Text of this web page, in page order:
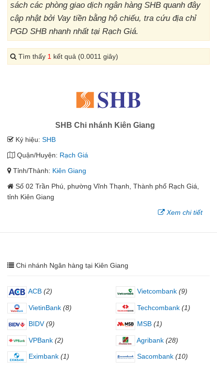
sách các phòng giao dịch ngân hàng SHB quanh đây
cập nhật bởi Vay tiền bằng hộ chiếu, tra cứu địa chỉ
PGD SHB nhanh nhất tại Rạch Giá.
Tìm thấy 1 kết quả (0.0011 giây)
SHB Chi nhánh Kiên Giang
Ký hiệu: SHB
Quận/Huyện: Rạch Giá
Tỉnh/Thành: Kiên Giang
Số 02 Trần Phú, phường Vĩnh Thạnh, Thành phố Rạch Giá,
tỉnh Kiên Giang
Xem chi tiết
Chi nhánh Ngân hàng tại Kiên Giang
ACB (2) Vietcombank (9)
VietinBank (8) Techcombank (1)
BIDV (9) MSB (1)
VPBank (2) Agribank (28)
Eximbank (1) Sacombank (10)